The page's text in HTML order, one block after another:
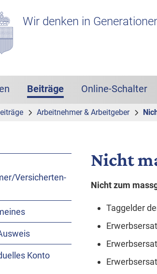
mit Logo und
Wir denken in
Beiträge
Online-Schalter
Arbeitnehmer & Arbeitgeber
Versicherten-
Konto
Nicht
Nicht zum
Taggelder